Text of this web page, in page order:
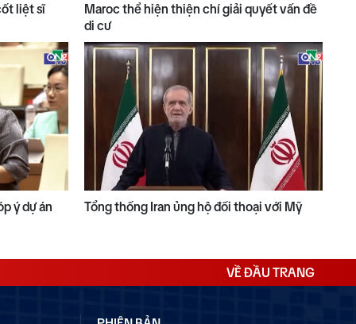
liệt sĩ
Maroc thể hiện thiện chí giải quyết vấn đề
di cư
ý dự án Tổng thống Iran ủng hộ đối thoại với Mỹ
VỀ ĐẦU TRANG